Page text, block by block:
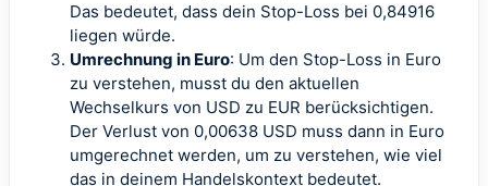
Das bedeutet, dass dein Stop-Loss bei 0,84916
liegen würde.
Umrechnung in Euro: Um den Stop-Loss in Euro
zu verstehen, musst du den aktuellen
Wechselkurs von USD zu EUR berücksichtigen.
Der Verlust von 0,00638 USD muss dann in Euro
umgerechnet werden, um zu verstehen, wie viel
das in deinem Handelskontext bedeutet.